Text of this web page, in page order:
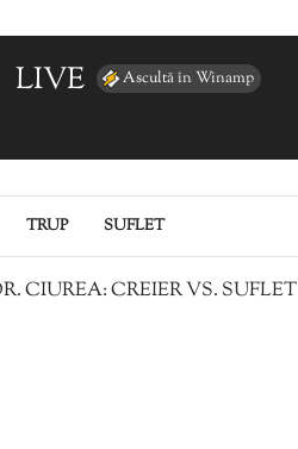
LIVE Ascultă în Winamp
TRUP SUFLET
CIUREA: CREIER VS. SUFLET